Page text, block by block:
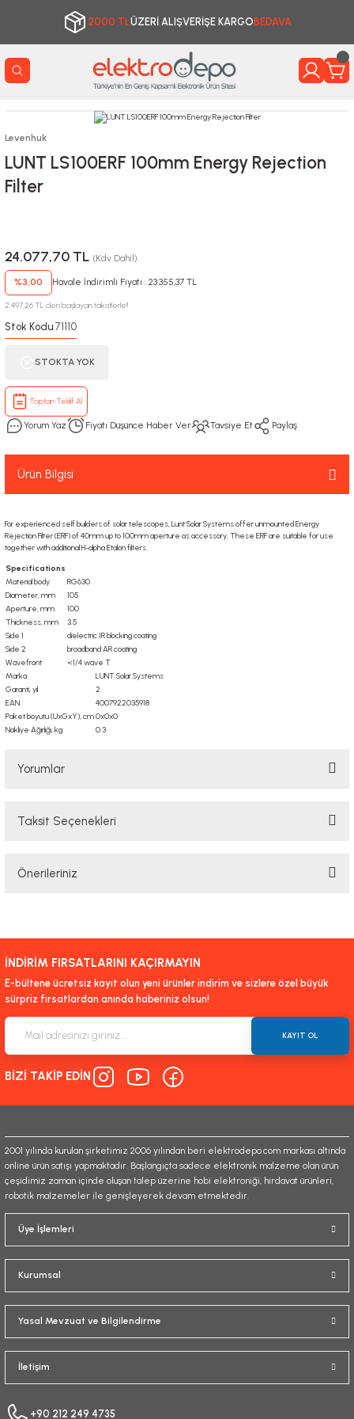
2000 TLÜZERİ ALIŞVERİŞE KARGO BEDAVA
Levenhuk
LUNT LS100ERF 100mm Energy Rejection
Filter
24.077,70 TL (Kdv Dahil)
%3,00 Havale İndirimli Fiyatı : 23.355,37 TL
2.497,26 TL den başlayan taksitlerle!!
Stok Kodu:71110
STOKTA YOK
Toptan Teklif Al
Yorum Yaz Fiyatı Düşünce Haber Ver Tavsiye Et Paylaş
Ürün Bilgisi
For experienced self builders of solar telescopes, Lunt Solar Systems offer unmounted Energy
Rejection Filter (ERF) of 40mm up to 100mm aperture as accessory. These ERF are suitable for use
together with additional H-alpha Etalon filters.
Specifications
Material body
RG630
Diameter, mm
105
Aperture, mm
100
Thickness, mm
3.5
Side 1
dielectric IR blocking coating
Side 2
broadband AR coating
Wavefront
<1/4 wave T
Marka
LUNT Solar Systems
Garanti, yıl
2
EAN
4007922035918
Paket boyutu (UxGxY), cm0x0x0
Nakliye Ağırlığı, kg
0.3
Yorumlar
Taksit Seçenekleri
Önerileriniz
yetersiz gördüğünüz noktaları öneri formunu kullanarak tarafımıza
iletebilirsiniz.
Görüş ve önerileriniz için teşekkür ederiz.
Ürün açıklamasında eksik bilgiler bulunuyor.
Ürün bilgilerinde hatalar bulunuyor.
Ürün fiyatı diğer sitelerden daha pahalı.
Gönder
İNDİRİM FIRSATLARINI KAÇIRMAYIN
E-bültene ücretsiz kayıt olun yeni ürünler indirim ve sizlere özel büyük
sürpriz fırsatlardan anında haberiniz olsun!
KAYIT OL
BİZİ TAKİP EDİN
2001 yılında kurulan şirketimiz 2006 yılından beri elektrodepo.com markası altında
online ürün satışı yapmaktadır. Başlangıçta sadece elektronik malzeme olan ürün
çeşidimiz zaman içinde oluşan talep üzerine hobi elektroniği, hırdavat ürünleri,
robotik malzemeler ile genişleyerek devam etmektedir.
Üye İşlemleri
Kurumsal
Yasal Mevzuat ve Bilgilendirme
İletişim
+90 212 249 4735